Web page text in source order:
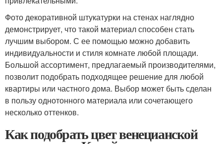
Фото декоративной штукатурки на стенах наглядно
демонстрирует, что такой материал способен стать
лучшим выбором. С ее помощью можно добавить
индивидуальности и стиля комнате любой площади.
Большой ассортимент, предлагаемый производителями,
позволит подобрать подходящее решение для любой
квартиры или частного дома. Выбор может быть сделан
в пользу однотонного материала или сочетающего
несколько оттенков.
Как подобрать цвет венецианской